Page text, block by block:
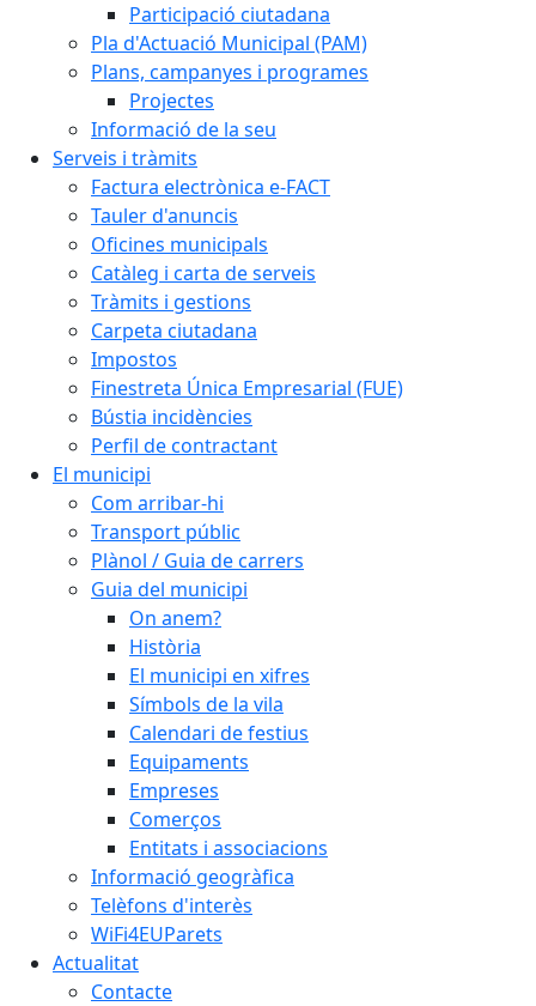
Participació ciutadana
Pla d'Actuació Municipal (PAM)
Plans, campanyes i programes
Projectes
Informació de la seu
Serveis i tràmits
Factura electrònica e-FACT
Tauler d'anuncis
Oficines municipals
Catàleg i carta de serveis
Tràmits i gestions
Carpeta ciutadana
Impostos
Finestreta Única Empresarial (FUE)
Bústia incidències
Perfil de contractant
El municipi
Com arribar-hi
Transport públic
Plànol / Guia de carrers
Guia del municipi
On anem?
Història
El municipi en xifres
Símbols de la vila
Calendari de festius
Equipaments
Empreses
Comerços
Entitats i associacions
Informació geogràfica
Telèfons d'interès
WiFi4EUParets
Actualitat
Contacte